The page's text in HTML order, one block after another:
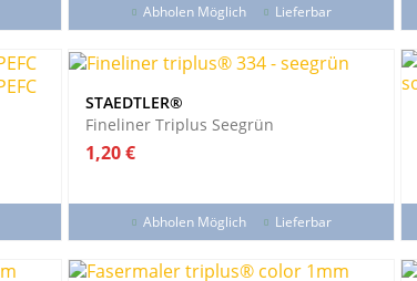
Abholen Möglich Lieferbar
STAEDTLER®
Fineliner Triplus Seegrün
Preis
1,20 €
Abholen Möglich Lieferbar